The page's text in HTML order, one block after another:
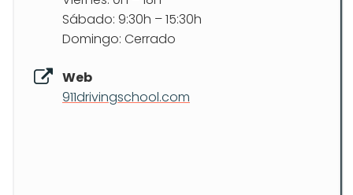
Sábado: 9:30h – 15:30h
Domingo: Cerrado
Web
911drivingschool.com